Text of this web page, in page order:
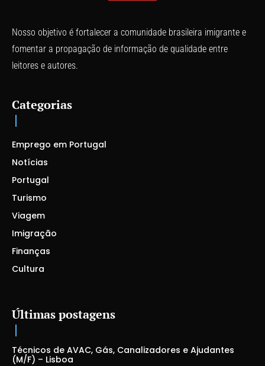
Nosso objetivo é fortalecer a comunidade brasileira imigrante e
fomentar a propagação de informação de qualidade entre
leitores e autores.
Categorias
Emprego em Portugal
Notícias
Portugal
Turismo
Viagem
Imigração
Finanças
Cultura
Últimas postagens
Técnicos de AVAC, Gás, Canalizadores e Ajudantes
(M/F) – Lisboa